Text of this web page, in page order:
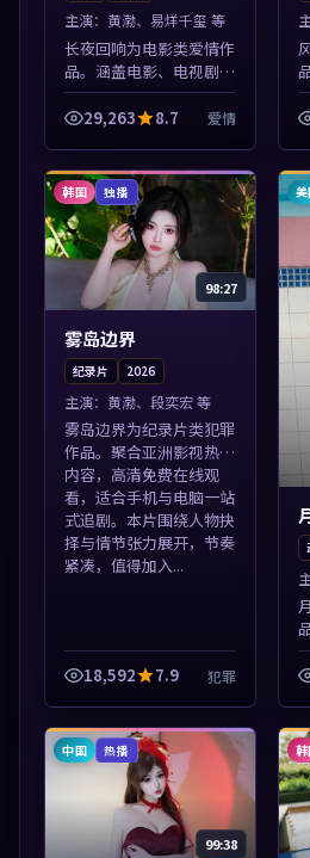
主演： 黄渤、易烊千玺 等
长夜回响为电影类爱情作
品。涵盖电影、电视剧与
综艺节目，国产精品与海
外佳作并陈，免费在线点
凑，值得加入片...
29,263 8.7 爱情
韩国 独播
98:27
雾岛边界
纪录片 2026
主演： 黄渤、段奕宏 等
雾岛边界为纪录片类犯罪
作品。聚合亚洲影视热播
内容，高清免费在线观
看，适合手机与电脑一站
式追剧。本片围绕人物抉
择与情节张力展开，节奏
紧凑，值得加入...
18,592 7.9 犯罪
中国 热播
99:38